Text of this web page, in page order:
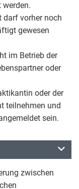
darf vorher noch
gewesen
im Betrieb der
oder
oder der
teilnehmen und
sein.
zwischen